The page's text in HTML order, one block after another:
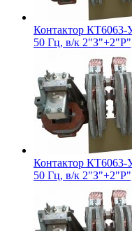
Контактор
50 Гц, в/к
Контактор
50 Гц, в/к